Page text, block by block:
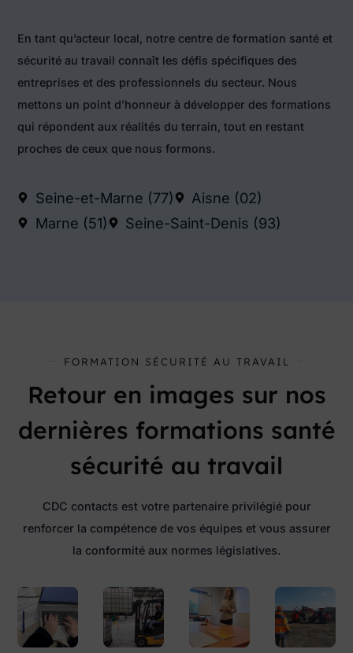
En tant qu’acteur local, notre centre de formation santé et
sécurité au travail connaît les défis spécifiques des
entreprises et des professionnels du secteur. Nous
mettons un point d’honneur à développer des formations
qui répondent aux réalités du terrain, tout en restant
proches de ceux que nous formons.
Seine-et-Marne (77)
Aisne (02)
Marne (51)
Seine-Saint-Denis (93)
FORMATION SÉCURITÉ AU TRAVAIL
Retour en images sur nos
dernières formations santé
sécurité au travail
CDC contacts est votre partenaire privilégié pour
renforcer la compétence de vos équipes et vous assurer
la conformité aux normes législatives.